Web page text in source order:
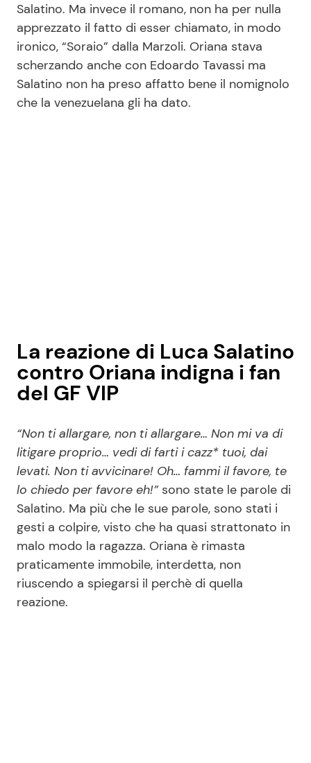
Disclaimer e Privacy
Redazione
Contattaci
Pubblicità
Salatino. Ma invece il romano, non ha per nulla
apprezzato il fatto di esser chiamato, in modo
ironico, “Soraio” dalla Marzoli. Oriana stava
scherzando anche con Edoardo Tavassi ma
Salatino non ha preso affatto bene il nomignolo
che la venezuelana gli ha dato.
La reazione di Luca Salatino
contro Oriana indigna i fan
del GF VIP
“Non ti allargare, non ti allargare… Non mi va di
litigare proprio… vedi di farti i cazz* tuoi, dai
levati. Non ti avvicinare! Oh… fammi il favore, te
lo chiedo per favore eh!”sono state le parole di
Salatino. Ma più che le sue parole, sono stati i
gesti a colpire, visto che ha quasi strattonato in
malo modo la ragazza. Oriana è rimasta
praticamente immobile, interdetta, non
riuscendo a spiegarsi il perchè di quella
reazione.